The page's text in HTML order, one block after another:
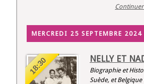
MERCREDI 25 SEPTEMBRE 2024
18:30 NELLY ET
Biographie et
Suède, et Belgique